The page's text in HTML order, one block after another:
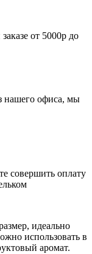
от 5000р до
нашего офиса, мы
совершить оплату
идеально
использовать в
аромат.